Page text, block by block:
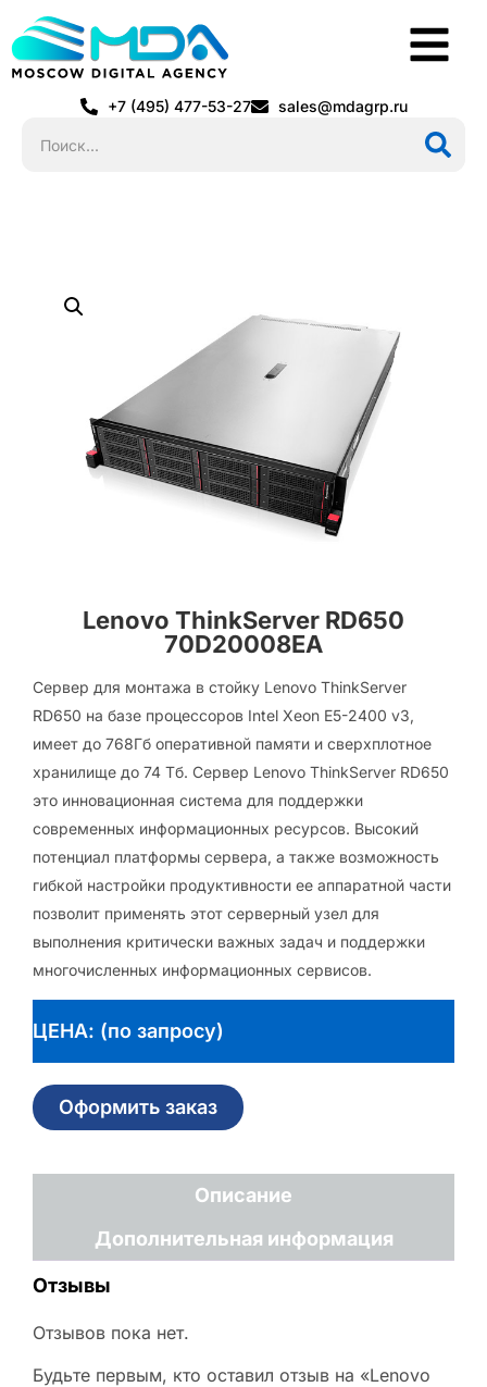
+7 (495) 477-53-27 sales@mdagrp.ru
Lenovo ThinkServer RD650
70D20008EA
Сервер для монтажа в стойку Lenovo ThinkServer
RD650 на базе процессоров Intel Xeon E5-2400 v3,
имеет до 768Гб оперативной памяти и сверхплотное
хранилище до 74 Тб. Сервер Lenovo ThinkServer RD650
это инновационная система для поддержки
современных информационных ресурсов. Высокий
потенциал платформы сервера, а также возможность
гибкой настройки продуктивности ее аппаратной части
позволит применять этот серверный узел для
выполнения критически важных задач и поддержки
многочисленных информационных сервисов.
ЦЕНА: (по запросу)
Оформить заказ
Описание
Дополнительная информация
Отзывы
Отзывов пока нет.
Будьте первым, кто оставил отзыв на «Lenovo